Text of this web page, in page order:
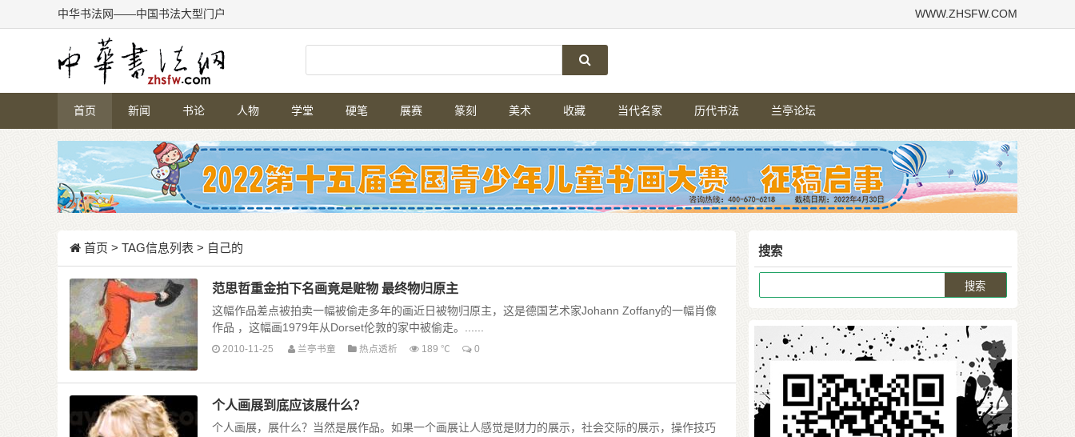
中华书法网——中国书法大型门户 WWW.ZHSFW.COM
首页 新闻 书论 人物 学堂 硬笔 展赛 篆刻 美术 收藏 当代名家 历代书法 兰亭论坛
首页 > TAG信息列表 > 自己的
范思哲重金拍下名画竟是赃物 最终物归原主
这幅作品差点被拍卖一幅被偷走多年的画近日被物归原主，这是德国艺术家Johann Zoffany的一幅肖像
作品 ，这幅画1979年从Dorset伦敦的家中被偷走。......
2010-11-25 兰亭书童 热点透析 189 ℃ 0
个人画展到底应该展什么？
个人画展，展什么？当然是展作品。如果一个画展让人感觉是财力的展示，社会交际的展示，操作技巧
搜索